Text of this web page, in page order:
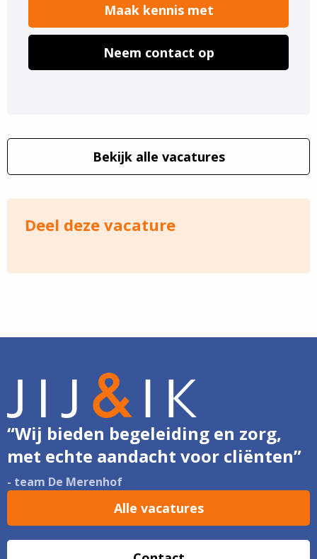
Maak kennis met
Neem contact op
Bekijk alle vacatures
Deel deze vacature
“Wij bieden begeleiding en zorg,
met echte aandacht voor cliënten”
- team De Merenhof
Alle vacatures